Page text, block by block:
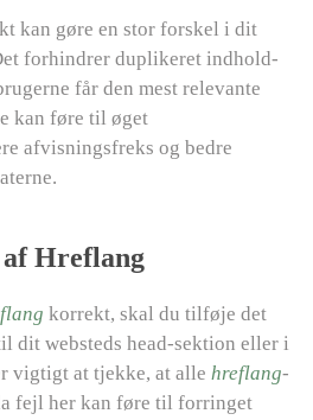
kan gøre en stor forskel i dit
forhindrer duplikeret indhold-
får den mest relevante
kan føre til øget
afvisningsfreks og bedre
Hreflang
korrekt, skal du tilføje det
dit websteds head-sektion eller i
vigtigt at tjekke, at alle hreflang-
fejl her kan føre til forringet